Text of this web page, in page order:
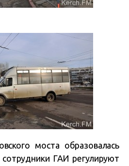
моста образовалась
ГАИ регулируют